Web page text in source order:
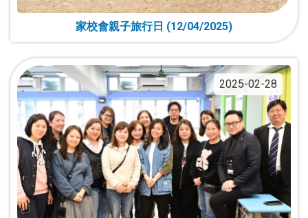
家校會親子旅行日 (12/04/2025)
2025-02-28